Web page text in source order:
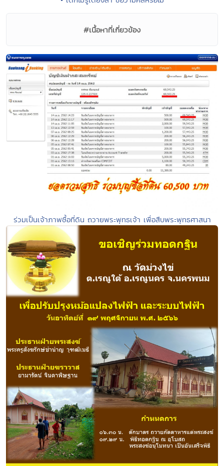
#เนื้อหาที่เกี่ยวข้อง
ร่วมเป็นเจ้าภาพซื้อที่ดิน ถวายพระพุทธเจ้า เพื่อสืบพระพุทธศาสนา